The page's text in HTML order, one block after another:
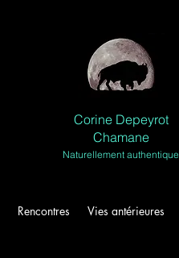
Corine Depeyrot
Chamane
Naturellement authentique
Rencontres Vies antérieures